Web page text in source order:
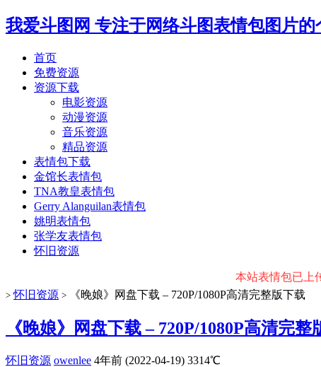
我爱斗图网 专注于网络斗图表情包图片的
首页
免费资源
资源下载
电影资源
动漫资源
音乐资源
精品资源
表情包下载
金馆长表情包
TNA教皇表情包
Gerry Alanguilan表情包
姚明表情包
张学友表情包
怀旧资源
本站表情包已上传微
> 怀旧资源 > 《晚娘》网盘下载 – 720P/1080P高清完整版下载
《晚娘》网盘下载 – 720P/1080P高清完整
怀旧资源 owenlee 4年前 (2022-04-19) 3314℃